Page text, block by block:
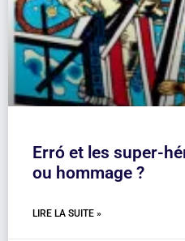
Erró et les super-
ou hommage ?
LIRE LA SUITE »